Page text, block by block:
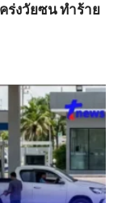
ร่งวัยซน ทำร้าย